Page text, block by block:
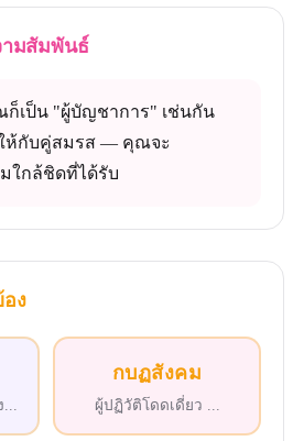
มสัมพันธ์
เป็น "ผู้บัญชาการ" เช่นกัน
ห้กับคู่สมรส — คุณจะ
ใกล้ชิดที่ได้รับ
อง
กบฏสังคม
ผู้ปฏิวัติโดดเดี่ยว